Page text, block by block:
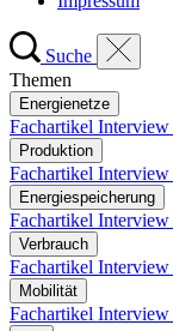
Suche
Themen
Energienetze
Fachartikel Interview
Produktion
Fachartikel Interview
Energiespeicherung
Fachartikel Interview
Verbrauch
Fachartikel Interview
Mobilität
Fachartikel Interview